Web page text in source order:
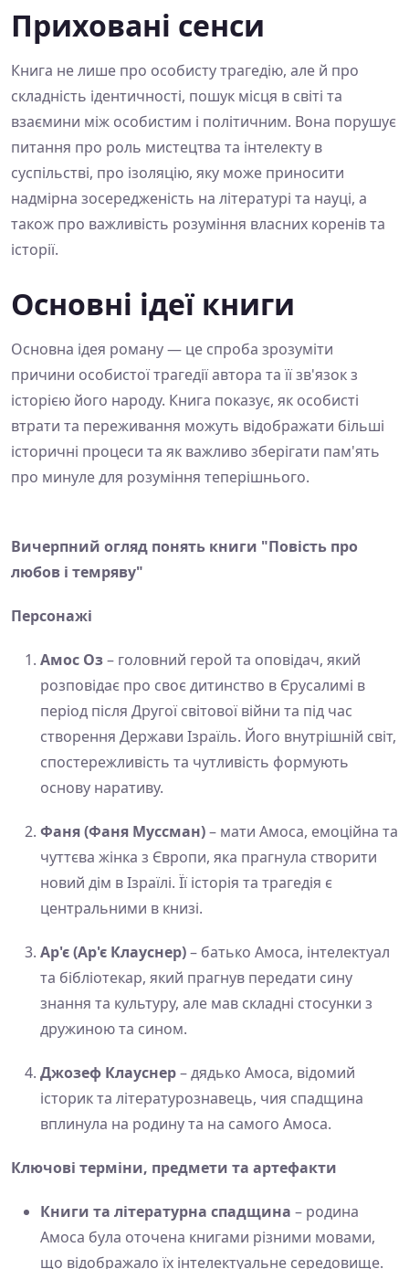
Приховані сенси
Книга не лише про особисту трагедію, але й про
складність ідентичності, пошук місця в світі та
взаємини між особистим і політичним. Вона порушує
питання про роль мистецтва та інтелекту в
суспільстві, про ізоляцію, яку може приносити
надмірна зосередженість на літературі та науці, а
також про важливість розуміння власних коренів та
історії.
Основні ідеї книги
Основна ідея роману — це спроба зрозуміти
причини особистої трагедії автора та її зв'язок з
історією його народу. Книга показує, як особисті
втрати та переживання можуть відображати більші
історичні процеси та як важливо зберігати пам'ять
про минуле для розуміння теперішнього.
Вичерпний огляд понять книги "Повість про
любов і темряву"
Персонажі
Амос Оз– головний герой та оповідач, який
розповідає про своє дитинство в Єрусалимі в
період після Другої світової війни та під час
створення Держави Ізраїль. Його внутрішній світ,
спостережливість та чутливість формують
основу наративу.
Фаня (Фаня Муссман)– мати Амоса, емоційна та
чуттєва жінка з Європи, яка прагнула створити
новий дім в Ізраїлі. Її історія та трагедія є
центральними в книзі.
Ар'є (Ар'є Клауснер)– батько Амоса, інтелектуал
та бібліотекар, який прагнув передати сину
знання та культуру, але мав складні стосунки з
дружиною та сином.
Джозеф Клауснер– дядько Амоса, відомий
історик та літературознавець, чия спадщина
вплинула на родину та на самого Амоса.
Ключові терміни, предмети та артефакти
Книги та літературна спадщина – родина
Амоса була оточена книгами різними мовами,
що відображало їх інтелектуальне середовище.